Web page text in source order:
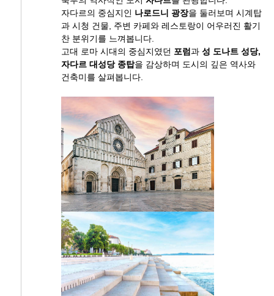
자다르의 중심지인 나로드니 광장을 둘러보며 시계탑
과 시청 건물, 주변 카페와 레스토랑이 어우러진 활기
찬 분위기를 느껴봅니다.
고대 로마 시대의 중심지였던 포럼과 성 도나트 성당,
자다르 대성당 종탑을 감상하며 도시의 깊은 역사와
건축미를 살펴봅니다.